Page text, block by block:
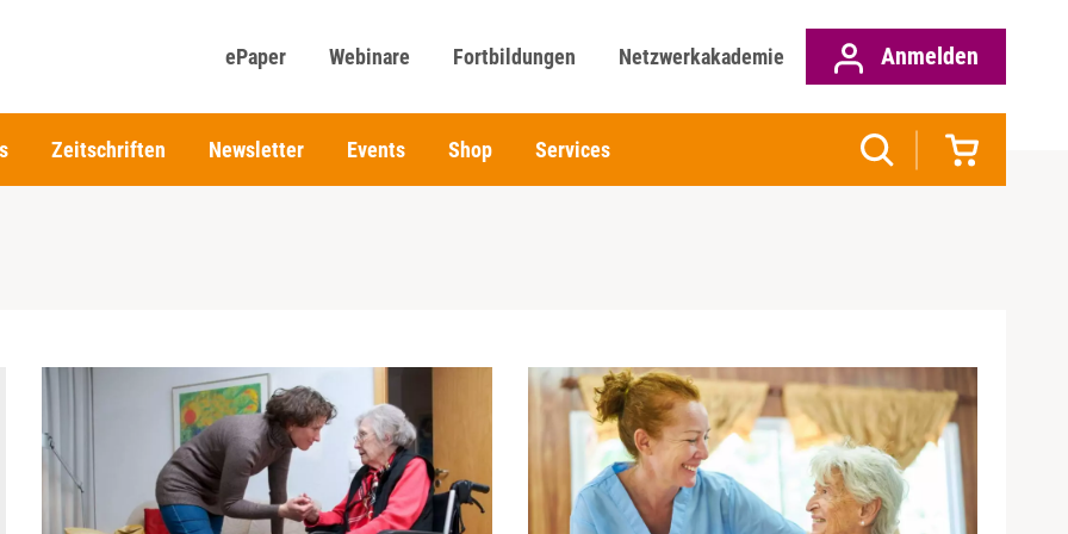
ePaper Webinare Fortbildungen Netzwerkakademie Anmelden
Zeitschriften Newsletter Events Shop Services